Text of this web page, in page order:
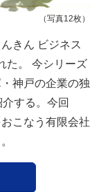
（写真12枚）
きん ビジネス
た。 今シリーズ
神戸の企業の独
する。今回
こなう有限会社